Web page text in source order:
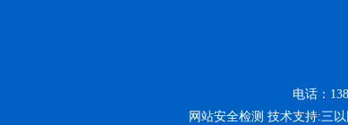
电话：
网站安全检测 技术支持:三